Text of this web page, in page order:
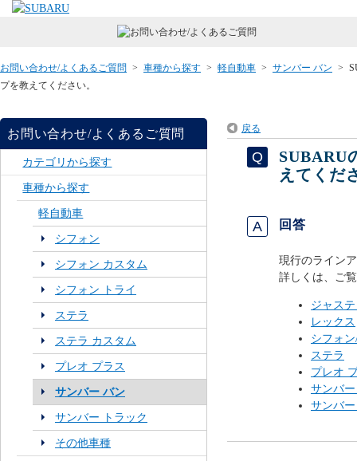
お問い合わせ/よくあるご質問 > 車種から探す > 軽自動車 > サンバー バン >
プを教えてください。
お問い合わせ/よくあるご質問
カテゴリから探す
車種から探す
軽自動車
シフォン
シフォン カスタム
シフォン トライ
ステラ
ステラ カスタム
プレオ プラス
サンバー バン
サンバー トラック
その他車種
戻る
SUBARU
えてくだ
回答
現行のライン
詳しくは、ご
ジャス
レックス
シフォ
ステラ
プレオ
サンバ
サンバ